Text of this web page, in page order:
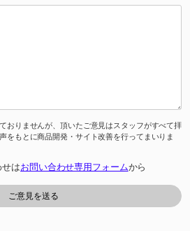
おりませんが、頂いたご意見はスタッフがすべて拝
をもとに商品開発・サイト改善を行ってまいりま
はお問い合わせ専用フォームから